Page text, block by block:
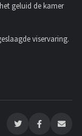
geluid de kamer
viservaring.